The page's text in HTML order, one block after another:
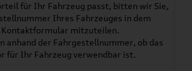
für Ihr Fahrzeug passt, bitten wir Sie,
Ihres Fahrzeuges in dem
Kontaktformular mitzuteilen.
anhand der Fahrgestellnummer, ob das
für Ihr Fahrzeug verwendbar ist.